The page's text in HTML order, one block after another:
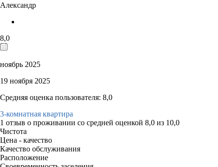
Александр
8,0
ноябрь 2025
19 ноября 2025
Средняя оценка пользователя: 8,0
3-комнатная квартира
1 отзыв о проживании со средней оценкой 8,0 из 10,0
Чистота
Цена - качество
Качество обслуживания
Расположение